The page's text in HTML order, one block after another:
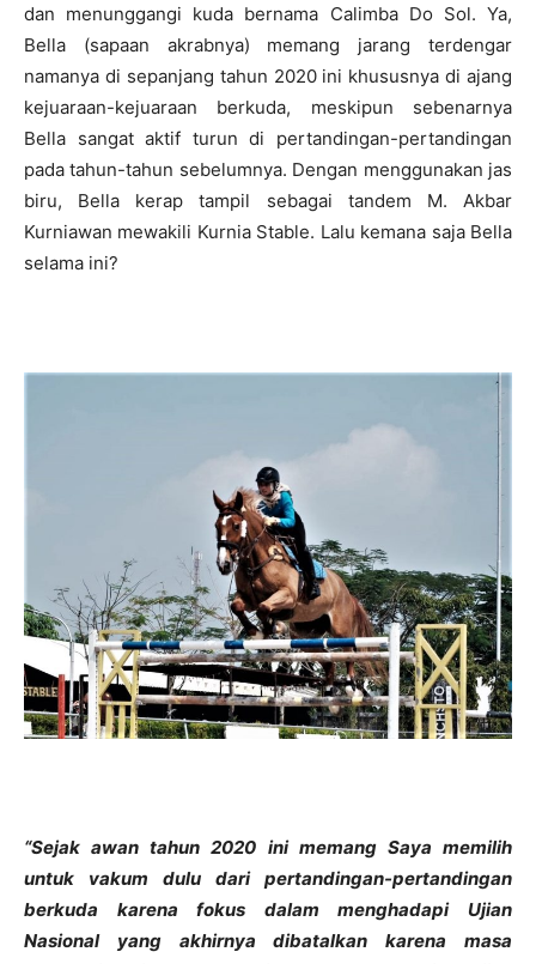
dan menunggangi kuda bernama Calimba Do Sol. Ya,
Bella (sapaan akrabnya) memang jarang terdengar
namanya di sepanjang tahun 2020 ini khususnya di ajang
kejuaraan-kejuaraan berkuda, meskipun sebenarnya
Bella sangat aktif turun di pertandingan-pertandingan
pada tahun-tahun sebelumnya. Dengan menggunakan jas
biru, Bella kerap tampil sebagai tandem M. Akbar
Kurniawan mewakili Kurnia Stable. Lalu kemana saja Bella
selama ini?
“Sejak awan tahun 2020 ini memang Saya memilih
untuk vakum dulu dari pertandingan-pertandingan
berkuda karena fokus dalam menghadapi Ujian
Nasional yang akhirnya dibatalkan karena masa